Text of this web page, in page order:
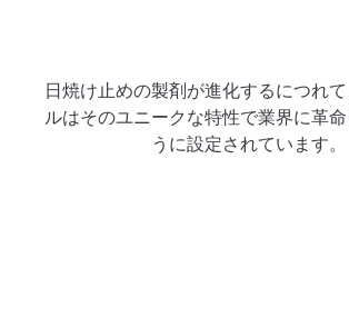
日焼け止めの製剤が進化するにつれ
ルはそのユニークな特性で業界に革
うに設定されています。